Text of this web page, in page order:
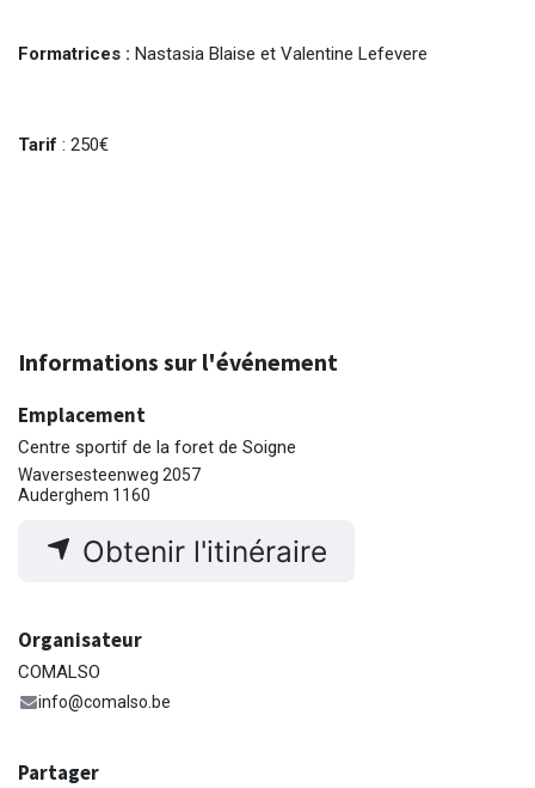
Formatrices : Nastasia Blaise et Valentine Lefevere
Tarif : 250€
Informations sur l'événement
Emplacement
Centre sportif de la foret de Soigne
Waversesteenweg 2057
Auderghem 1160
Obtenir l'itinéraire
Organisateur
COMALSO
info@comalso.be
Partager